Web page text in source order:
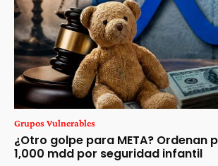
Grupos Vulnerables
¿Otro golpe para META? Ordenan
1,000 mdd por seguridad infantil